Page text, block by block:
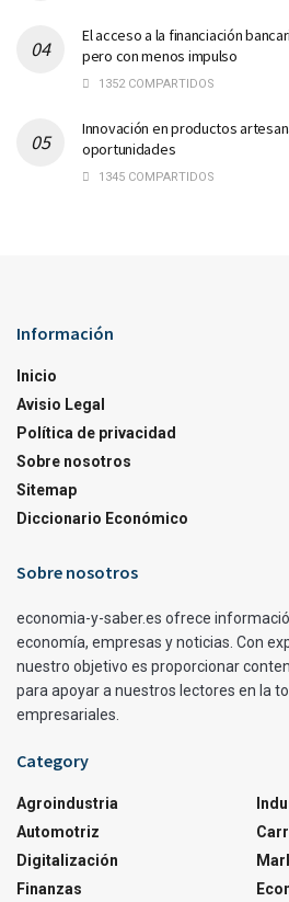
El acceso a la financiación
pero con menos impulso
1352 COMPARTIDOS
Innovación en productos
oportunidades
1345 COMPARTIDOS
Información
Inicio
Avisio Legal
Política de privacidad
Sobre nosotros
Sitemap
Diccionario Económico
Sobre nosotros
economia-y-saber.es ofrece
economía, empresas y noticias. Con
nuestro objetivo es proporcionar
para apoyar a nuestros lectores en la
empresariales.
Category
Agroindustria
Automotriz
Digitalización
Finanzas